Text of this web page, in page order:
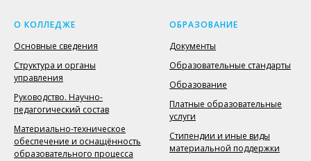
О КОЛЛЕДЖЕ
Основные сведения
Структура и органы
управления
Руководство. Научно-
педагогический состав
Материально-техническое
обеспечение и оснащённость
образовательного процесса
ОБРАЗОВАНИЕ
Документы
Образовательные стандарты
Образование
Платные образовательные
услуги
Стипендии и иные виды
материальной поддержки